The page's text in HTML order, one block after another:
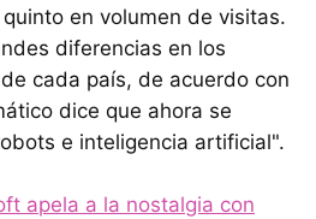
en volumen de visitas.
diferencias en los
cada país, de acuerdo con
dice que ahora se
e inteligencia artificial".
apela a la nostalgia con